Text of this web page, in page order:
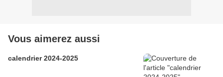
Vous aimerez aussi
calendrier 2024-2025